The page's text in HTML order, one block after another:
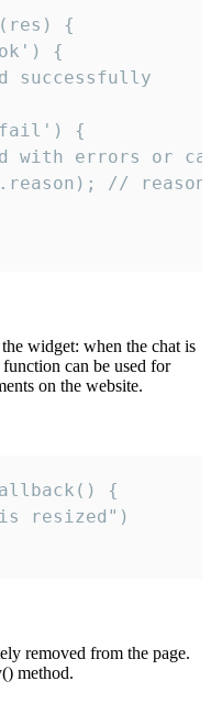
{
{
successfully
{
with errors or
//
widget: when the chat is
can be used for
on the website.
{
resized")
removed from the page.
method.